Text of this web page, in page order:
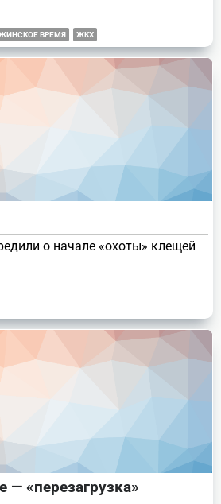
ВРЕМЯ ЖКХ
о начале «охоты» клещей
— «перезагрузка»